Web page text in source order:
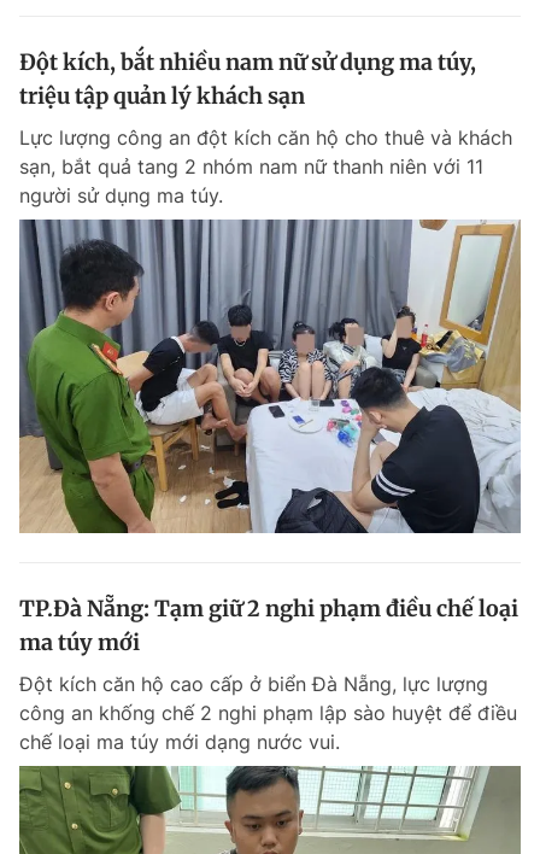
Đột kích, bắt nhiều nam nữ sử dụng ma túy,
triệu tập quản lý khách sạn
Lực lượng công an đột kích căn hộ cho thuê và khách
sạn, bắt quả tang 2 nhóm nam nữ thanh niên với 11
người sử dụng ma túy.
TP.Đà Nẵng: Tạm giữ 2 nghi phạm điều chế loại
ma túy mới
Đột kích căn hộ cao cấp ở biển Đà Nẵng, lực lượng
công an khống chế 2 nghi phạm lập sào huyệt để điều
chế loại ma túy mới dạng nước vui.